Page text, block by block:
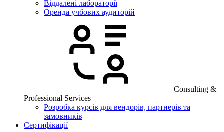
Віддалені лабораторії
Оренда учбових аудиторій
Consulting &
Professional Services
Розробка курсів для вендорів, партнерів та
замовників
Сертифікації